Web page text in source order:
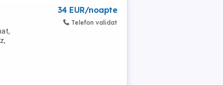
34 EUR/noapte
Telefon validat